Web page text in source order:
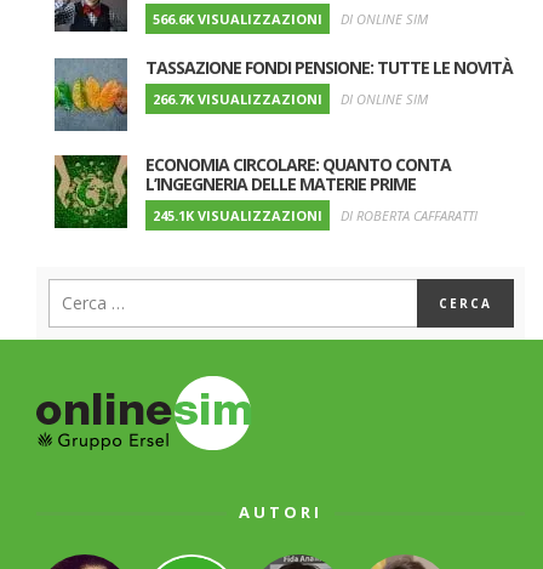
566.6K VISUALIZZAZIONI DI ONLINE SIM
TASSAZIONE FONDI PENSIONE: TUTTE LE NOVITÀ
266.7K VISUALIZZAZIONI DI ONLINE SIM
ECONOMIA CIRCOLARE: QUANTO CONTA
L’INGEGNERIA DELLE MATERIE PRIME
245.1K VISUALIZZAZIONI DI ROBERTA CAFFARATTI
AUTORI